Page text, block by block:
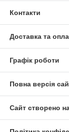
Контакти
Доставка та
Графік роботи
Повна версія
Сайт створено